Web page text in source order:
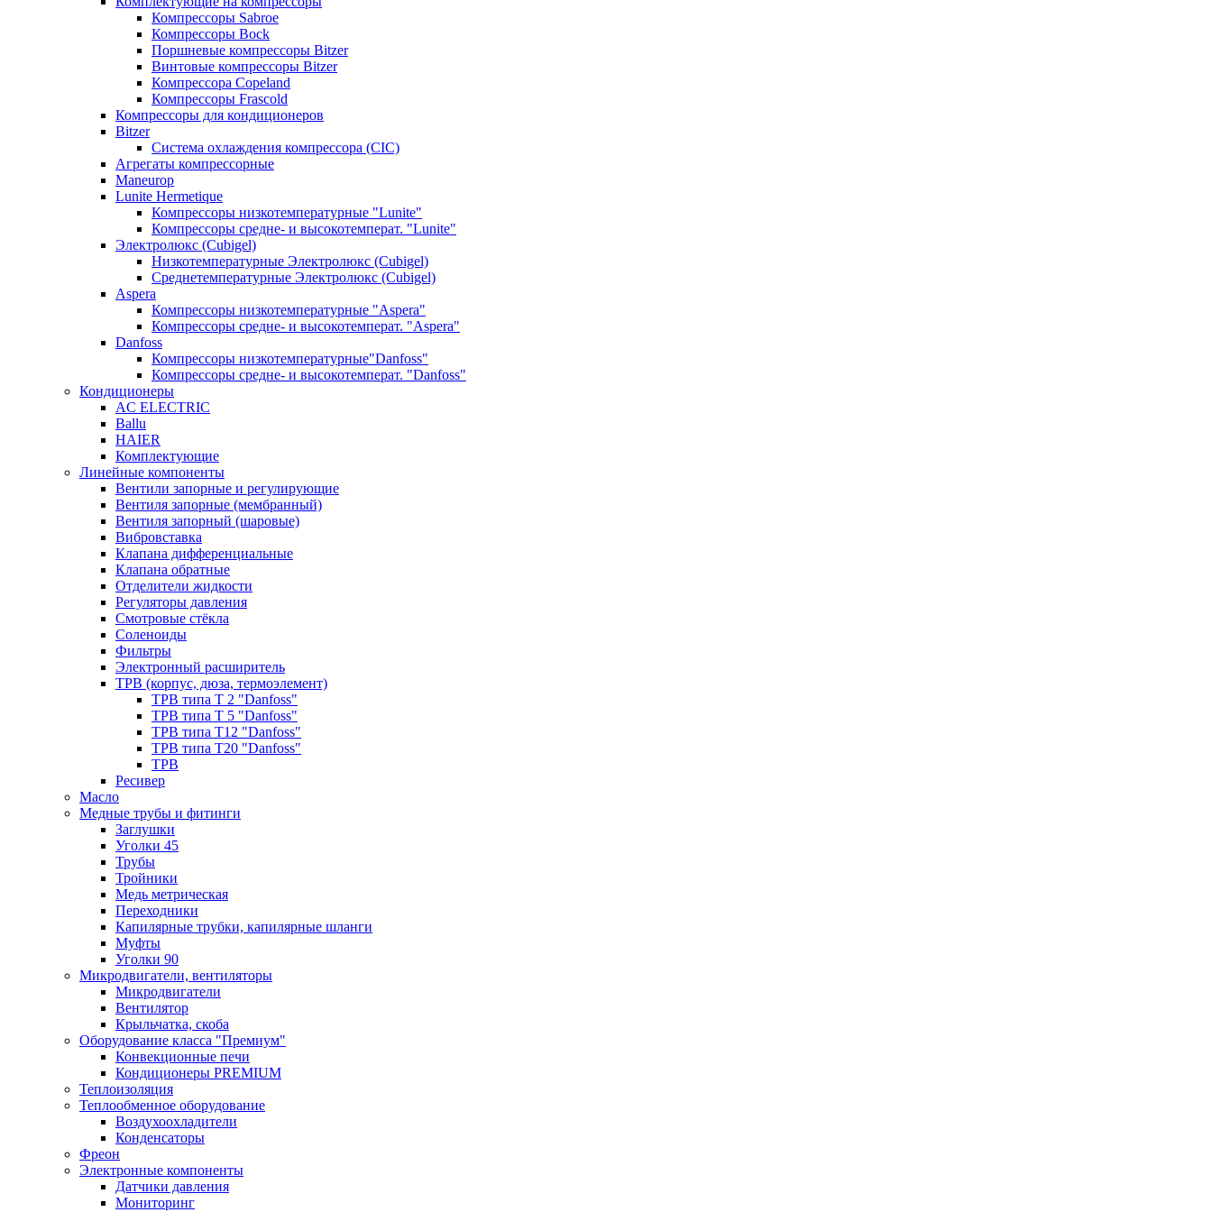
Компрессоры Sabroe
Компрессоры Bock
Поршневые компрессоры Bitzer
Винтовые компрессоры Bitzer
Компрессора Copeland
Компрессоры Frascold
Компрессоры для кондиционеров
Bitzer
Система охлаждения компрессора (CIC)
Агрегаты компрессорные
Maneurop
Lunite Hermetique
Компрессоры низкотемпературные "Lunite"
Компрессоры средне- и высокотемперат. "Lunite"
Электролюкс (Cubigel)
Низкотемпературные Электролюкс (Cubigel)
Среднетемпературные Электролюкс (Cubigel)
Aspera
Компрессоры низкотемпературные "Aspera"
Компрессоры средне- и высокотемперат. "Aspera"
Danfoss
Компрессоры низкотемпературные"Danfoss"
Компрессоры средне- и высокотемперат. "Danfoss"
Кондиционеры
AC ELECTRIC
Ballu
HAIER
Комплектующие
Линейные компоненты
Вентили запорные и регулирующие
Вентиля запорные (мембранный)
Вентиля запорный (шаровые)
Вибровставка
Клапана дифференциальные
Клапана обратные
Отделители жидкости
Регуляторы давления
Смотровые стёкла
Соленоиды
Фильтры
Электронный расширитель
ТРВ (корпус, дюза, термоэлемент)
ТРВ типа Т 2 "Danfoss"
ТРВ типа Т 5 "Danfoss"
ТРВ типа Т12 "Danfoss"
ТРВ типа Т20 "Danfoss"
ТРВ
Ресивер
Масло
Медные трубы и фитинги
Заглушки
Уголки 45
Трубы
Тройники
Медь метрическая
Переходники
Капилярные трубки, капилярные шланги
Муфты
Уголки 90
Микродвигатели, вентиляторы
Микродвигатели
Вентилятор
Крыльчатка, скоба
Оборудование класса "Премиум"
Конвекционные печи
Кондиционеры PREMIUM
Теплоизоляция
Теплообменное оборудование
Воздухоохладители
Конденсаторы
Фреон
Электронные компоненты
Датчики давления
Мониторинг